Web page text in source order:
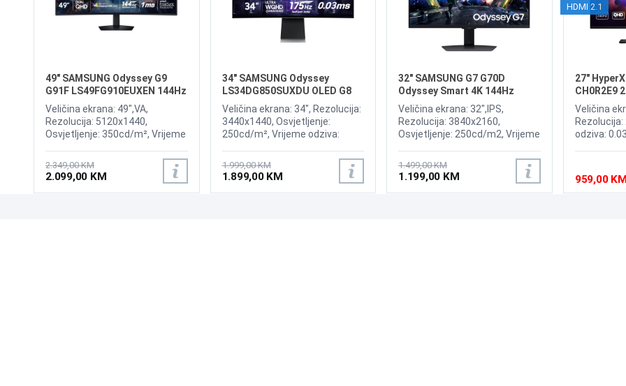
49" SAMSUNG Odyssey G9
G91F LS49FG910EUXEN 144Hz
Gaming Curved Display
Veličina ekrana: 49",VA,
Rezolucija: 5120x1440,
Osvjetljenje: 350cd/m², Vrijeme
AMD FreeSync Premium Pro,
Priključci: 2xHDMI 2.1,
DisplayPort, 2xUSB 3.2, USB-B
2.349,00 KM
2.099,00 KM
34" SAMSUNG Odyssey
LS34DG850SUXDU OLED G8
175Hz Gaming Curved Display
Veličina ekrana: 34", Rezolucija:
3440x1440, Osvjetljenje:
250cd/m², Vrijeme odziva:
Wireless LAN, Bluetooth ,
Priključci: 2xHDMI, DisplayPort,
2xUSB 3.0, Zvučnici:Adaptive
1.999,00 KM
1.899,00 KM
32" SAMSUNG G7 G70D
Odyssey Smart 4K 144Hz
Display
Veličina ekrana: 32",IPS,
Rezolucija: 3840x2160,
Osvjetljenje: 250cd/m2, Vrijeme
Premium, Windows 11
compatible,OS: Tizen, Wireless,
Bluetooth, Priključci: 2xHDMI
1.499,00 KM
1.199,00 KM
HDMI 2.1
27" HyperX
CH0R2E9
Display
Veličina
odziva:
Sync,
OLED
2xHDMI
959,00 KM